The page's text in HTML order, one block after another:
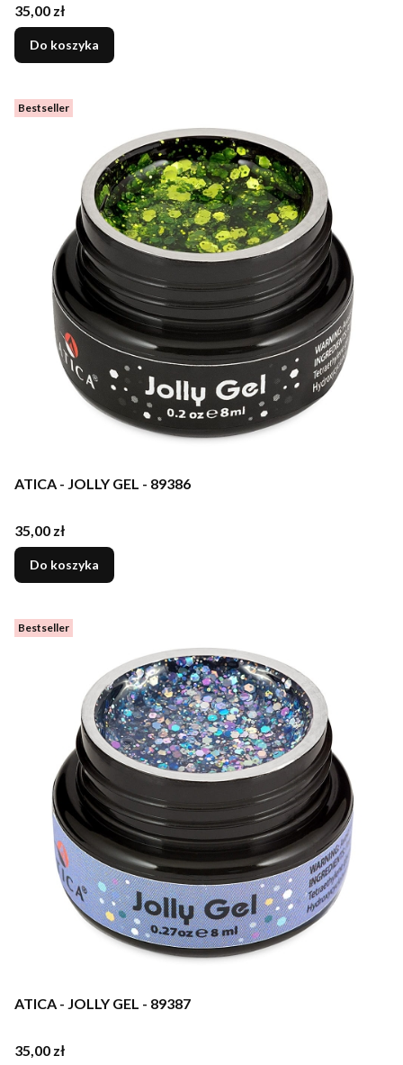
Cena
35,00 zł
Do koszyka
Bestseller
ATICA - JOLLY GEL - 89386
Cena
35,00 zł
Do koszyka
Bestseller
ATICA - JOLLY GEL - 89387
Cena
35,00 zł